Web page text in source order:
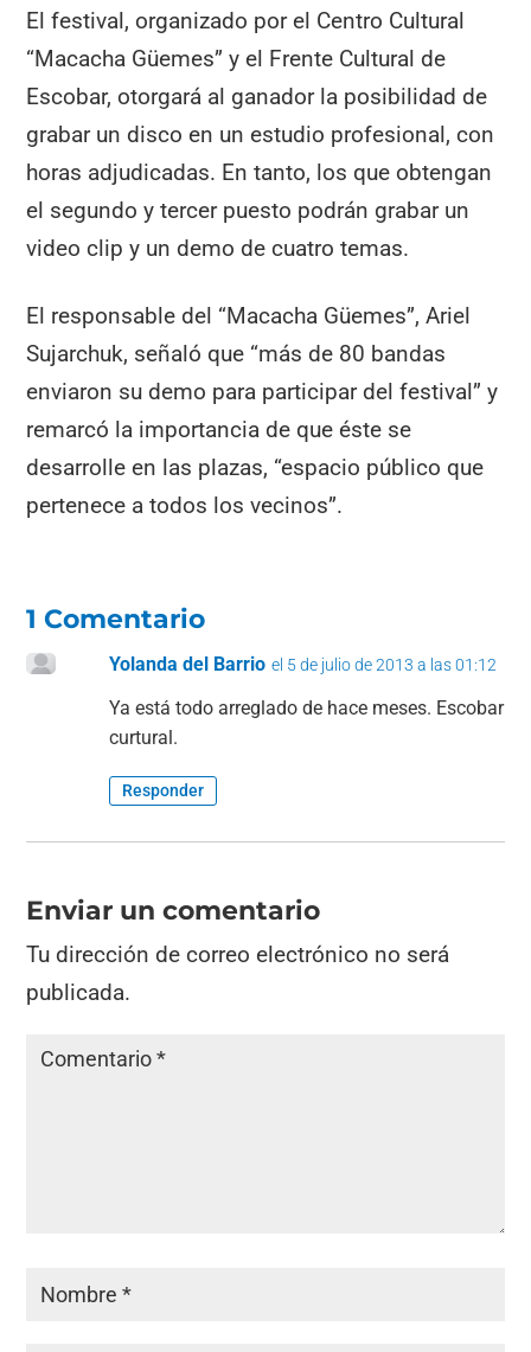
El festival, organizado por el Centro Cultural
“Macacha Güemes” y el Frente Cultural de
Escobar, otorgará al ganador la posibilidad de
grabar un disco en un estudio profesional, con
horas adjudicadas. En tanto, los que obtengan
el segundo y tercer puesto podrán grabar un
video clip y un demo de cuatro temas.
El responsable del “Macacha Güemes”, Ariel
Sujarchuk, señaló que “más de 80 bandas
enviaron su demo para participar del festival” y
remarcó la importancia de que éste se
desarrolle en las plazas, “espacio público que
pertenece a todos los vecinos”.
1 Comentario
Yolanda del Barrio el 5 de julio de 2013 a las 01:12
Ya está todo arreglado de hace meses. Escobar
curtural.
Responder
Enviar un comentario
Tu dirección de correo electrónico no será
publicada.